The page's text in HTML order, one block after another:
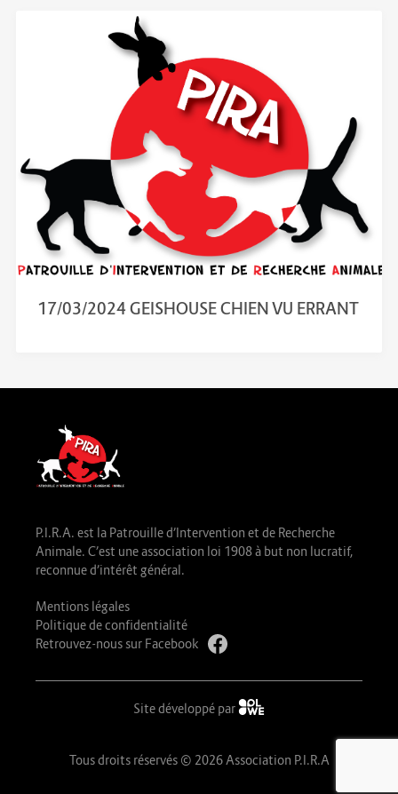
17/03/2024 GEISHOUSE CHIEN VU ERRANT
P.I.R.A. est la Patrouille d’Intervention et de Recherche
Animale. C’est une association loi 1908 à but non lucratif,
reconnue d’intérêt général.
Mentions légales
Politique de confidentialité
Retrouvez-nous sur Facebook
Site développé par
Tous droits réservés © 2026 Association P.I.R.A